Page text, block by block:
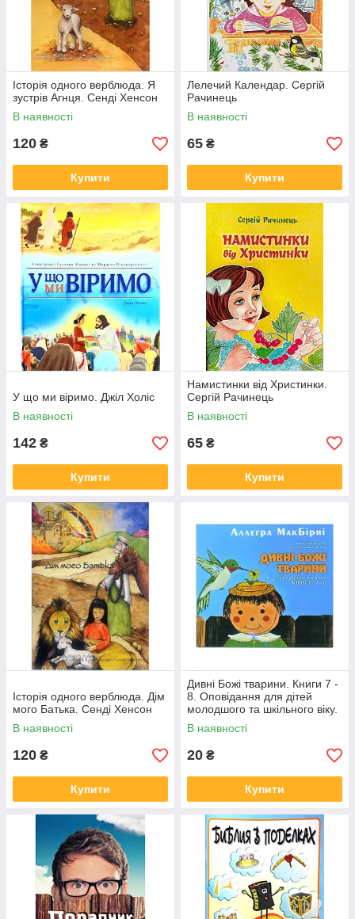
Історія одного верблюда. Я
зустрів Агнця. Сенді Хенсон
В наявності
120 ₴
Купити
Лелечий Календар. Сергій
Рачинець
В наявності
65 ₴
Купити
У що ми віримо. Джіл Холіс
В наявності
142 ₴
Купити
Намистинки від Христинки.
Сергій Рачинець
В наявності
65 ₴
Купити
Історія одного верблюда. Дім
мого Батька. Сенді Хенсон
В наявності
120 ₴
Купити
Дивні Божі тварини. Книги 7 -
8. Оповідання для дітей
молодшого та шкільного віку.
Аллегра МакБирни
В наявності
20 ₴
Купити